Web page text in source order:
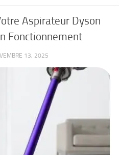
Aspirateur Dyson
Fonctionnement
13, 2025